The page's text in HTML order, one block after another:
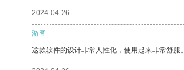
2024-04-26
游客
这款软件的设计非常人性化，使用起来非常舒服。